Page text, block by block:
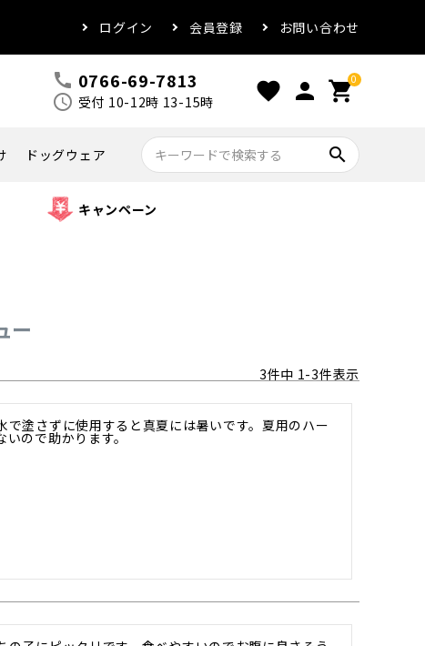
ログイン 会員登録 お問い合わせ
call 0766-69-7813
schedule 受付 10-12時 13-15時 favorite person 0
shopping_cart
ドッグウェア search
キャンペーン
ー
3件中 1-3件表示
で塗さずに使用すると真夏には暑いです。夏用のハー
いので助かります。